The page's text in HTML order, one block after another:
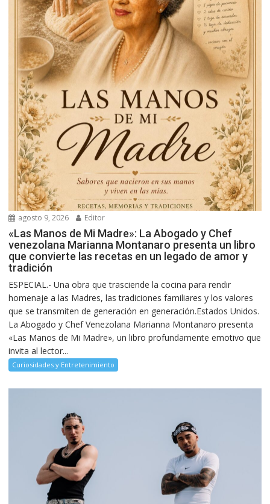
agosto 9, 2026 Editor
«Las Manos de Mi Madre»: La Abogado y Chef
venezolana Marianna Montanaro presenta un libro
que convierte las recetas en un legado de amor y
tradición
ESPECIAL.- Una obra que trasciende la cocina para rendir
homenaje a las Madres, las tradiciones familiares y los valores
que se transmiten de generación en generación.Estados Unidos.
La Abogado y Chef Venezolana Marianna Montanaro presenta
«Las Manos de Mi Madre», un libro profundamente emotivo que
invita al lector...
Curiosidades y Entretenimiento